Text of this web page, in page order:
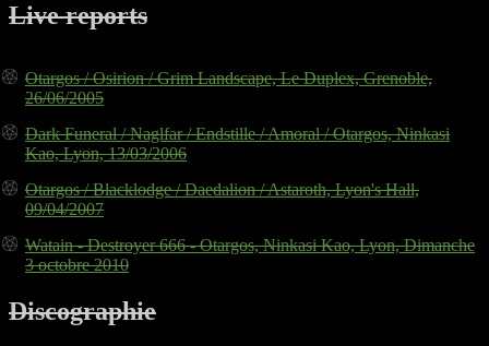
Live reports
Otargos / Osirion / Grim Landscape, Le Duplex, Grenoble,
26/06/2005
Dark Funeral / Naglfar / Endstille / Amoral / Otargos, Ninkasi
Kao, Lyon, 13/03/2006
Otargos / Blacklodge / Daedalion / Astaroth, Lyon's Hall,
09/04/2007
Watain - Destroyer 666 - Otargos, Ninkasi Kao, Lyon, Dimanche
3 octobre 2010
Discographie